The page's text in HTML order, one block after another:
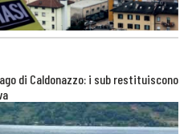
di Caldonazzo: i sub restituiscono